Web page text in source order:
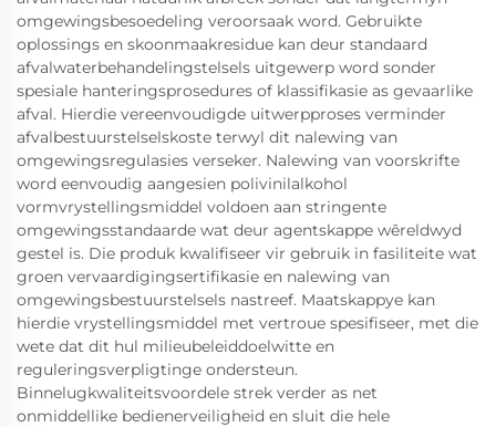
omgewingsbesoedeling veroorsaak word. Gebruikte
oplossings en skoonmaakresidue kan deur standaard
afvalwaterbehandelingstelsels uitgewerp word sonder
spesiale hanteringsprosedures of klassifikasie as gevaarlike
afval. Hierdie vereenvoudigde uitwerpproses verminder
afvalbestuurstelselskoste terwyl dit nalewing van
omgewingsregulasies verseker. Nalewing van voorskrifte
word eenvoudig aangesien polivinilalkohol
vormvrystellingsmiddel voldoen aan stringente
omgewingsstandaarde wat deur agentskappe wêreldwyd
gestel is. Die produk kwalifiseer vir gebruik in fasiliteite wat
groen vervaardigingsertifikasie en nalewing van
omgewingsbestuurstelsels nastreef. Maatskappye kan
hierdie vrystellingsmiddel met vertroue spesifiseer, met die
wete dat dit hul milieubeleiddoelwitte en
reguleringsverpligtinge ondersteun.
Binnelugkwaliteitsvoordele strek verder as net
onmiddellike bedienerveiligheid en sluit die hele